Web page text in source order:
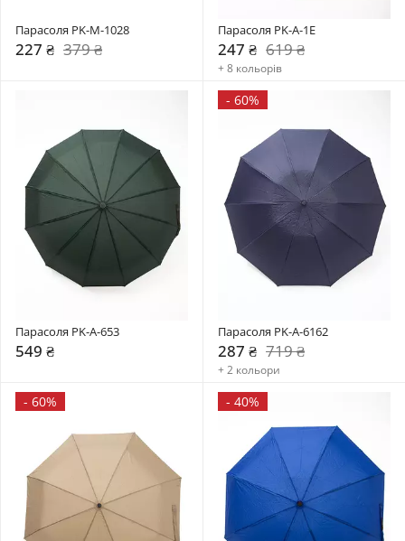
Парасоля PK-M-1028
227 ₴ 379 ₴
Парасоля PK-A-1Е
247 ₴ 619 ₴
+ 8 кольорів
Парасоля PK-A-653
549 ₴
- 60%
Парасоля PK-A-6162
287 ₴ 719 ₴
+ 2 кольори
- 60% - 40%